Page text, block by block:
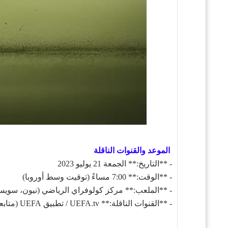
الموعد والقنوات الناقلة
- **التاريخ:** الجمعة 21 يوليو 2023
- **الوقت:** 7:00 مساءً (توقيت وسط أوروبا)
- **الملعب:** مركز كولوفراي الرياضي (نيون،
- **القنوات الناقلة:** UEFA.tv / تطبيق UEFA (متابعة البث عبر الرابط المباشر أدناه).